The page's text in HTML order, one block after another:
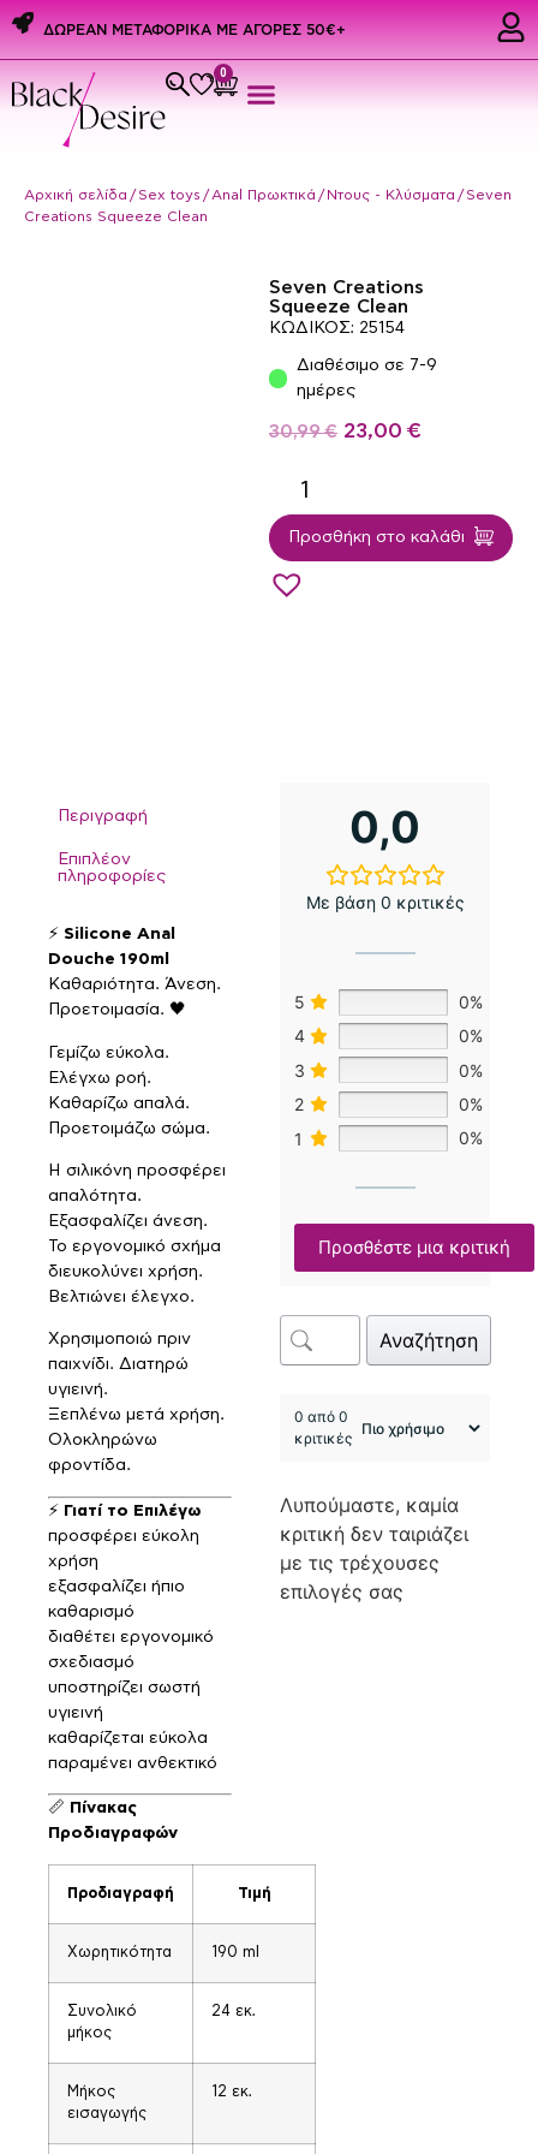
ΔΩΡΕΑΝ ΜΕΤΑΦΟΡΙΚΑ ME ΑΓΟΡΕΣ 50€+
0
Αρχική σελίδα / Sex toys / Anal Πρωκτικά / Ντους - Κλύσματα / Seven
Creations Squeeze Clean
Seven Creations
Squeeze Clean
ΚΩΔΙΚΟΣ: 25154
Διαθέσιμο σε 7-9
ημέρες
30,99€ 23,00 €
Προσθήκη στο καλάθι
0,0
Με βάση 0 κριτικές
5
0%
4
0%
3
0%
2
0%
1
0%
Προσθέστε μια κριτική
Αναζήτηση
0 από 0
κριτικές
Λυπούμαστε, καμία
κριτική δεν ταιριάζει
με τις τρέχουσες
επιλογές σας
Περιγραφή
Επιπλέον
πληροφορίες
⚡ Silicone Anal
Douche 190ml
Καθαριότητα. Άνεση.
Προετοιμασία. 🖤
Γεμίζω εύκολα.
Ελέγχω ροή.
Καθαρίζω απαλά.
Προετοιμάζω σώμα.
Η σιλικόνη προσφέρει
απαλότητα.
Εξασφαλίζει άνεση.
Το εργονομικό σχήμα
διευκολύνει χρήση.
Βελτιώνει έλεγχο.
Χρησιμοποιώ πριν
παιχνίδι. Διατηρώ
υγιεινή.
Ξεπλένω μετά χρήση.
Ολοκληρώνω
φροντίδα.
⚡ Γιατί το Επιλέγω
προσφέρει εύκολη
χρήση
εξασφαλίζει ήπιο
καθαρισμό
διαθέτει εργονομικό
σχεδιασμό
υποστηρίζει σωστή
υγιεινή
καθαρίζεται εύκολα
παραμένει ανθεκτικό
📏 Πίνακας
Προδιαγραφών
Προδιαγραφή Τιμή
Χωρητικότητα 190 ml
Συνολικό
μήκος
24 εκ.
Μήκος
εισαγωγής
12 εκ.